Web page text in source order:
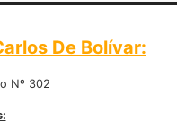
De Bolívar:
Nº 302